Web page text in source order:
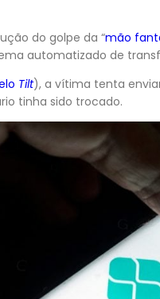
do golpe da “mão
automatizado de
Tilt), a vítima tenta
tinha sido trocado.